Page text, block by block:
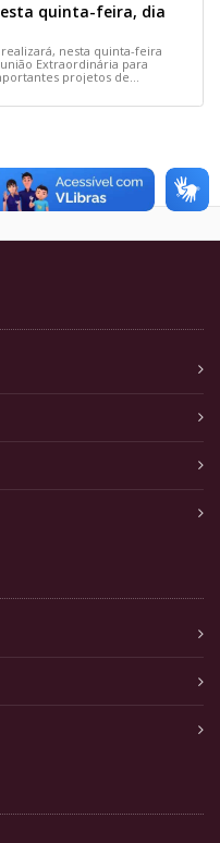
quinta-feira, dia
nesta quinta-feira
Extraordinária para
projetos de